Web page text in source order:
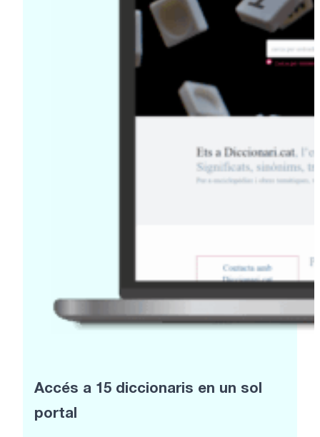
Accés a 15 diccionaris en un sol
portal